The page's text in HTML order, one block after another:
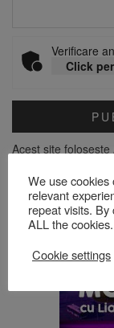
Verificare
Click
Acest site
We use
relevant
repeat visits. By
ALL the cookies.
Cookie settings